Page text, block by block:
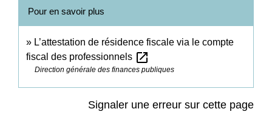
Pour en savoir plus
L’attestation de résidence fiscale via le compte
fiscal des professionnels open_in_new
Direction générale des finances publiques
Signaler une erreur sur cette page